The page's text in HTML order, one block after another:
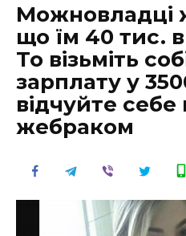
Можновладці
щo їм 40 тиc.
То візьміть
зapплaту у
вiдчуйтe ceбe
жeбpaкoм